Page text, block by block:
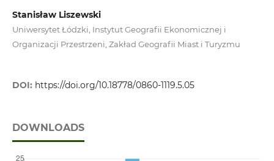
Stanisław Liszewski
Uniwersytet Łódzki, Instytut Geografii Ekonomicznej i
Organizacji Przestrzeni, Zakład Geografii Miast i Turyzmu
DOI: https://doi.org/10.18778/0860-1119.5.05
DOWNLOADS